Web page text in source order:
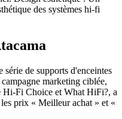
des systèmes hi-fi
de supports d'enceintes
marketing ciblée,
Hi-Fi Choice et What HiFi?, a
prix « Meilleur achat » et «